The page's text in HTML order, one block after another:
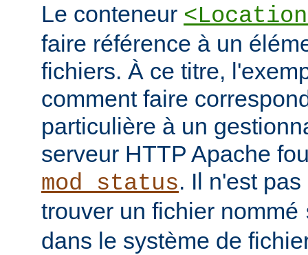
Le conteneur
faire référence à un
fichiers. À ce titre,
comment faire
particulière à un
serveur HTTP Apache
mod_status. Il n'est
trouver un fichier nommé
dans le système de